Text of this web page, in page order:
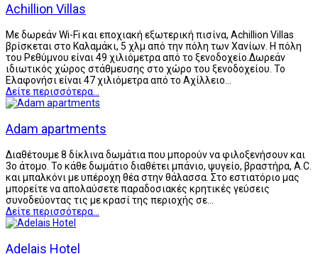
Achillion Villas
Με δωρεάν Wi-Fi και εποχιακή εξωτερική πισίνα, Achillion Villas
βρίσκεται στο Καλαμάκι, 5 χλμ από την πόλη των Χανίων. Η πόλη
του Ρεθύμνου είναι 49 χιλιόμετρα από το ξενοδοχείο.Δωρεάν
ιδιωτικός χώρος στάθμευσης στο χώρο του ξενοδοχείου. Το
Ελαφονήσι είναι 47 χιλιόμετρα από το Αχίλλειο…
Δείτε περισσότερα...
Adam apartments
Διαθέτουμε 8 δίκλινα δωμάτια που μπορούν να φιλοξενήσουν και
3ο άτομο. Το κάθε δωμάτιο διαθέτει μπάνιο, ψυγείο, βραστήρα, A.C.
και μπαλκόνι με υπέροχη θέα στην θάλασσα. Στο εστιατόριο μας
μπορείτε να απολαύσετε παραδοσιακές κρητικές γεύσεις
συνοδεύοντας τις με κρασί της περιοχής σε…
Δείτε περισσότερα...
Adelais Hotel